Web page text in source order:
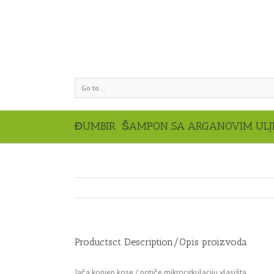
Go to...
ĐUMBIR ŠAMPON SA ARGANOVIM
Productsct Description/Opis proizvoda